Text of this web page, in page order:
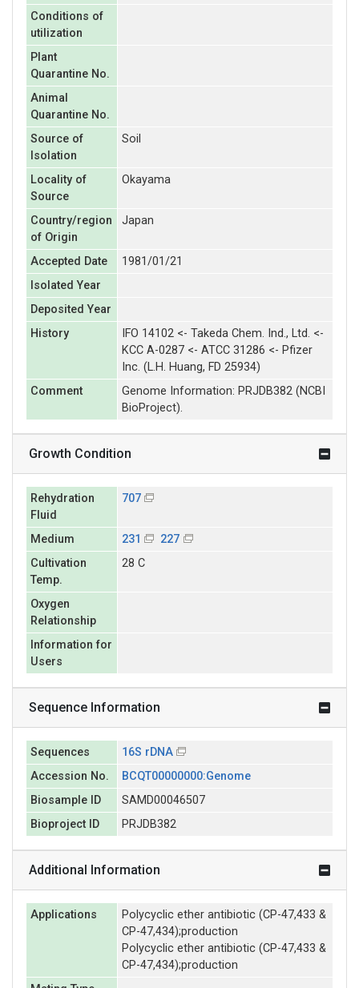
Conditions of
utilization
Plant
Quarantine No.
Animal
Quarantine No.
Source of
Isolation
Soil
Locality of
Source
Okayama
Country/region
of Origin
Japan
Accepted Date
1981/01/21
Isolated Year
Deposited Year
History
IFO 14102 <- Takeda Chem. Ind., Ltd. <-
KCC A-0287 <- ATCC 31286 <- Pfizer
Inc. (L.H. Huang, FD 25934)
Comment
Genome Information: PRJDB382 (NCBI
BioProject).
Growth Condition
Rehydration
Fluid
707
Medium 231
227
Cultivation
Temp.
28 C
Oxygen
Relationship
Information for
Users
Sequence Information
Sequences
16S rDNA
Accession No.
BCQT00000000:Genome
Biosample ID
SAMD00046507
Bioproject ID
PRJDB382
Additional Information
Applications
Polycyclic ether antibiotic (CP-47,433 &
CP-47,434);production
Polycyclic ether antibiotic (CP-47,433 &
CP-47,434);production